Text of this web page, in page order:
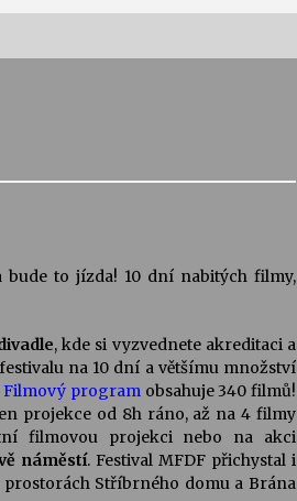
17. 7. 2026
Varhanní recitál Michala Novenka v
Klášteře Želiv
3. 7. 2026
to jízda! 10 dní nabitých filmy,
, kde si vyzvednete akreditaci a
na 10 dní a většímu množství
Filmový programobsahuje 340 filmů!
projekce od 8h ráno, až na 4 filmy
filmovou projekci nebo na akci
náměstí. Festival MFDF přichystal i
Stříbrného domu a Brána